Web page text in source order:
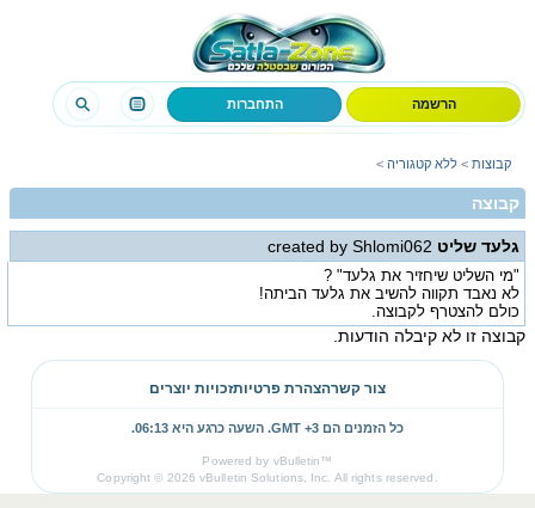
הרשמה התחברות
קבוצות > ללא קטגוריה >
קבוצה
גלעד שליט
"מי השליט שיחזיר את גלעד" ?
לא נאבד תקווה להשיב את גלעד הביתה!
כולם להצטרף לקבוצה.
קבוצה זו לא קיבלה הודעות.
צור קשרהצהרת פרטיותזכויות יוצרים
כל הזמנים הם GMT +3. השעה כרגע היא 06:13
.
Powered by vBulletin™
Copyright © 2026 vBulletin Solutions, Inc. All rights reserved.